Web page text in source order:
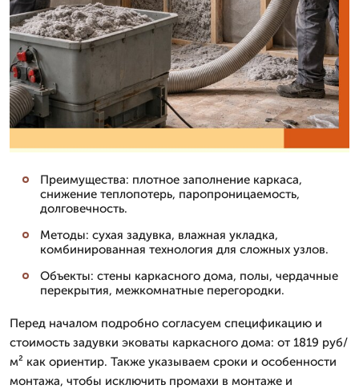
Преимущества: плотное заполнение каркаса,
снижение теплопотерь, паропроницаемость,
долговечность.
Методы: сухая задувка, влажная укладка,
комбинированная технология для сложных узлов.
Объекты: стены каркасного дома, полы, чердачные
перекрытия, межкомнатные перегородки.
Перед началом подробно согласуем спецификацию и
стоимость задувки эковаты каркасного дома: от 1819 руб/
м² как ориентир. Также указываем сроки и особенности
монтажа, чтобы исключить промахи в монтаже и